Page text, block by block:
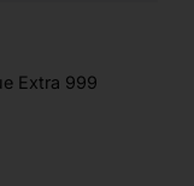
Extra 999